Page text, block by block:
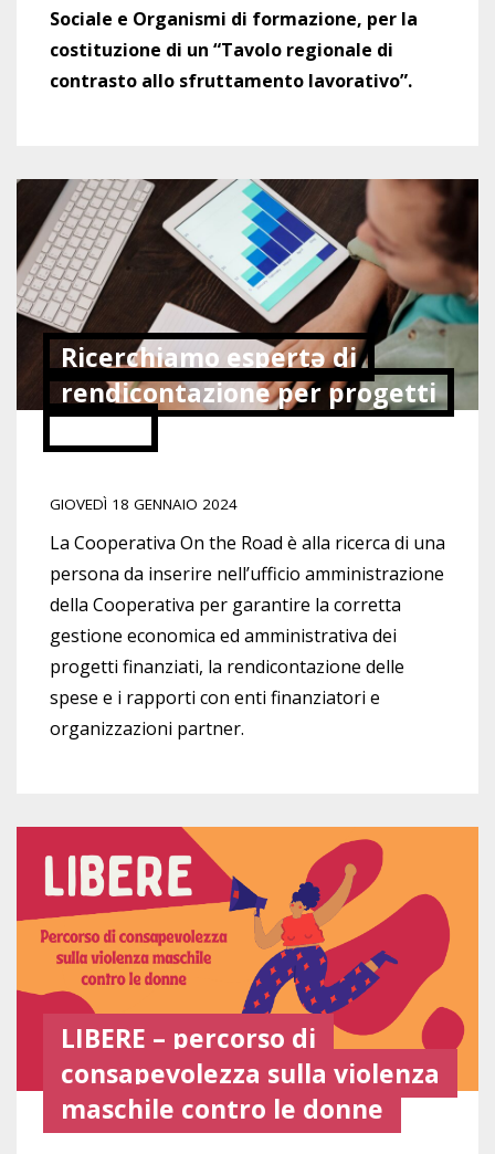
Sociale e Organismi di formazione, per la
costituzione di un “Tavolo regionale di
contrasto allo sfruttamento lavorativo”.
Ricerchiamo espertə di
rendicontazione per progetti
sociali
GIOVEDÌ 18 GENNAIO 2024
La Cooperativa On the Road è alla ricerca di una
persona da inserire nell’ufficio amministrazione
della Cooperativa per garantire la corretta
gestione economica ed amministrativa dei
progetti finanziati, la rendicontazione delle
spese e i rapporti con enti finanziatori e
organizzazioni partner.
LIBERE – percorso di
consapevolezza sulla violenza
maschile contro le donne